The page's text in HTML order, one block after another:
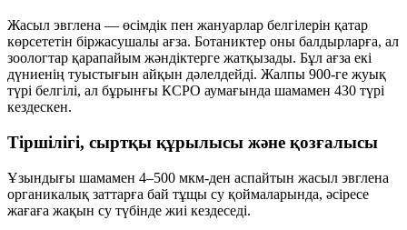
Жасыл эвглена — өсімдік пен жануарлар белгілерін қатар
көрсететін біржасушалы ағза. Ботаниктер оны балдырларға, ал
зоологтар қарапайым жәндіктерге жатқызады. Бұл ағза екі
дүниенің туыстығын айқын дәлелдейді. Жалпы 900-ге жуық
түрі белгілі, ал бұрынғы КСРО аумағында шамамен 430 түрі
кездескен.
Тіршілігі, сыртқы құрылысы және қозғалысы
Ұзындығы шамамен 4–500 мкм-ден аспайтын жасыл эвглена
органикалық заттарға бай тұщы су қоймаларында, әсіресе
жағаға жақын су түбінде жиі кездеседі.